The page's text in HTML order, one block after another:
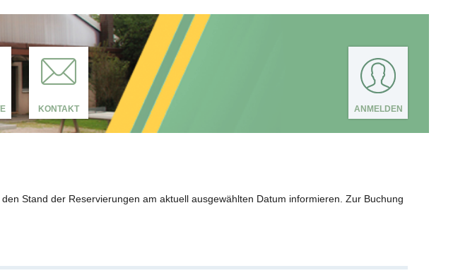
ANMELDEN
KONTAKT
Stand der Reservierungen am aktuell ausgewählten Datum informieren. Zur Buchung